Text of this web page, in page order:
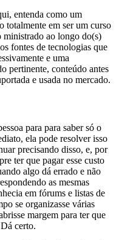
entenda como um
totalmente em ser um curso
ministrado ao longo do(s)
fontes de tecnologias que
e uma
pertinente, conteúdo antes
e usada no mercado.
para para saber só o
ela pode resolver isso
precisando disso, e, por
ter que pagar esse custo
algo dá errado e não
as mesmas
em fórums e listas de
se organizasse várias
margem para ter que
certo.